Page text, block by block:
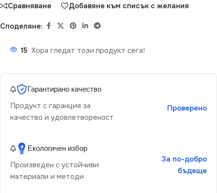
Сравняване Добавяне към списък с желания
Споделяне:
15 Хора гледат този продукт сега!
Гарантирано качество
Продукт с гаранция за
качество и удовлетвореност
Проверено
Екологичен избор
Произведен с устойчиви
материали и методи
За по-добро
бъдеще